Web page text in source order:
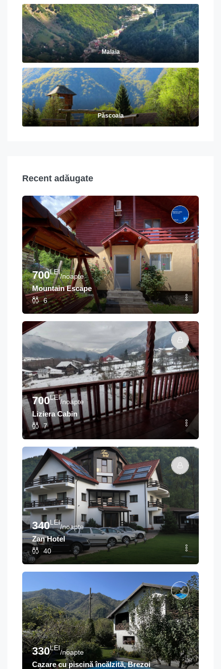
Malaia
Păscoaia
Recent adăugate
700LEI
/noapte
Mountain Escape
6
700LEI
/noapte
Liziera Cabin
7
340LEI
/noapte
Zan Hotel
40
330LEI
/noapte
Cazare cu piscină încălzită, Brezoi